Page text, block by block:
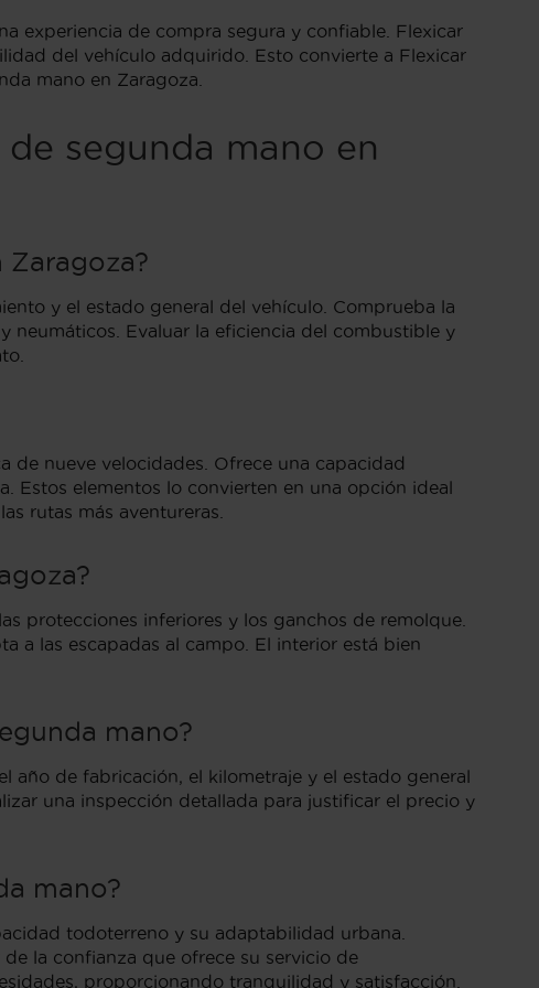
experiencia de compra segura y confiable. Flexicar
del vehículo adquirido. Esto convierte a Flexicar
mano en Zaragoza.
segunda mano en
Zaragoza?
y el estado general del vehículo. Comprueba la
neumáticos. Evaluar la eficiencia del combustible y
de nueve velocidades. Ofrece una capacidad
Estos elementos lo convierten en una opción ideal
rutas más aventureras.
protecciones inferiores y los ganchos de remolque.
a las escapadas al campo. El interior está bien
mano?
año de fabricación, el kilometraje y el estado general
una inspección detallada para justificar el precio y
mano?
todoterreno y su adaptabilidad urbana.
la confianza que ofrece su servicio de
proporcionando tranquilidad y satisfacción.